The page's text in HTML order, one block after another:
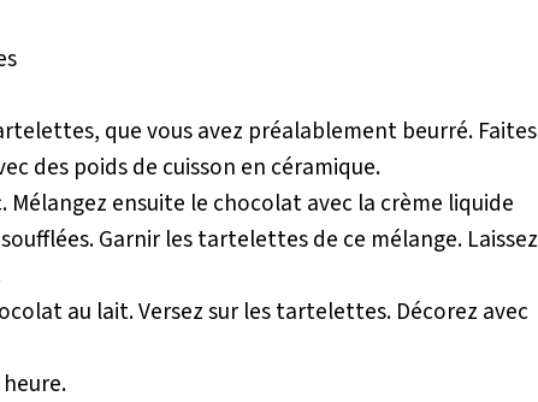
que vous avez préalablement beurré. Faites
des poids de cuisson en céramique.
ensuite le chocolat avec la crème liquide
Garnir les tartelettes de ce mélange. Laissez
au lait. Versez sur les tartelettes. Décorez avec